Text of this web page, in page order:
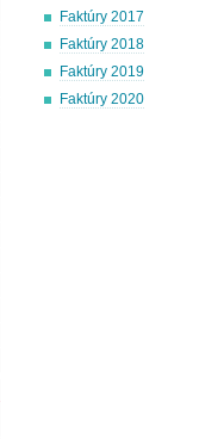
Faktúry 2017
Faktúry 2018
Faktúry 2019
Faktúry 2020